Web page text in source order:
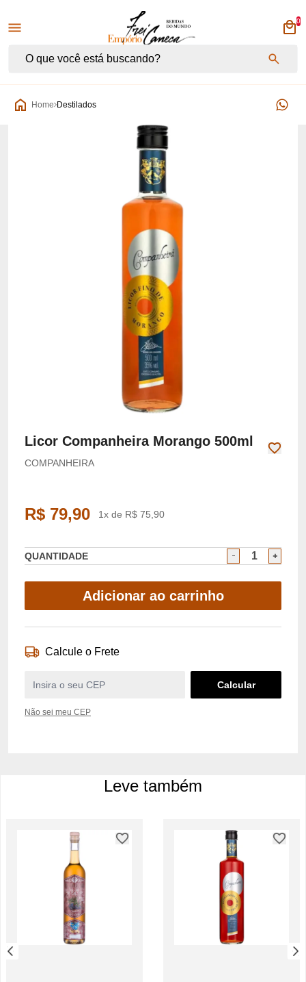
Empório Frei Caneca
0
Home Destilados
Licor Companheira Morango 500ml
COMPANHEIRA
R$ 79,90 1x de R$ 75,90
QUANTIDADE
Adicionar ao carrinho
Calcule o Frete
Não sei meu CEP
Leve também